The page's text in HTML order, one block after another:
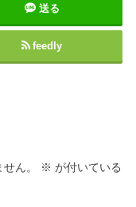
送る
feedly
ん。 ※ が付いている